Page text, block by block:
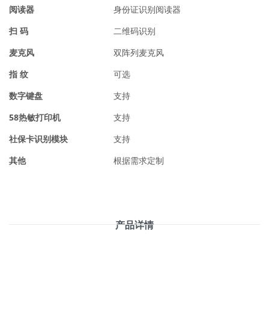
阅读器
身份证识别阅读器
扫 码
二维码识别
麦克风
双阵列麦克风
指 纹
可选
数字键盘
支持
58热敏打印机
支持
社保卡识别模块
支持
其他
根据需求定制
产品详情